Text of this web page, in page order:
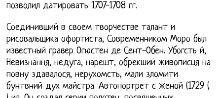
позволил датировать 1707-1708 гг.
Соединивший в своем творчестве талант и
рисовальщика офортиста, Современником Моро был
известный гравер Огюстен де Сент-Обен. Убогсть й,
Невизнання, недуга, нарешт, обрекший живописця на
повну здавалося, нерухомсть, мали зломити
бунтвний дух майстра. Автопортрет с женой (1729 (.